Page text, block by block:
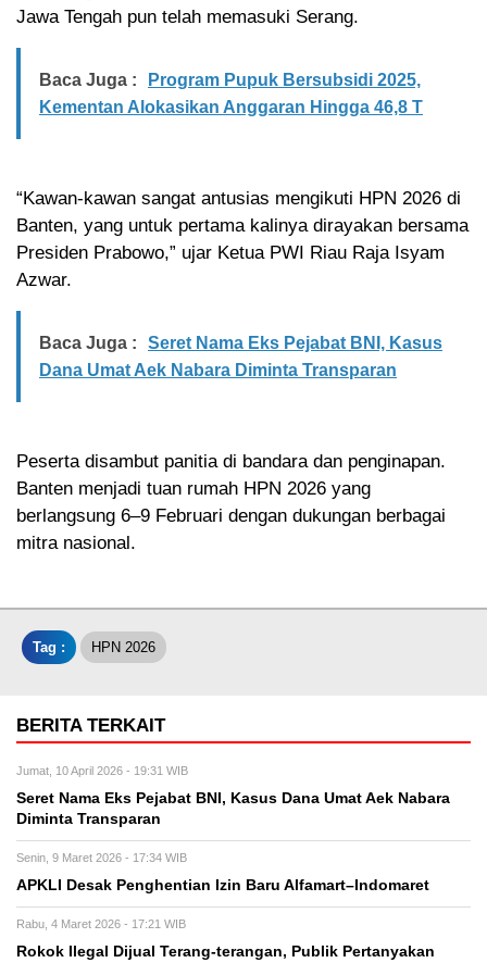
Jawa Tengah pun telah memasuki Serang.
Baca Juga :
Program Pupuk Bersubsidi 2025,
Kementan Alokasikan Anggaran Hingga 46,8 T
“Kawan-kawan sangat antusias mengikuti HPN 2026 di
Banten, yang untuk pertama kalinya dirayakan bersama
Presiden Prabowo,” ujar Ketua PWI Riau Raja Isyam
Azwar.
Baca Juga :
Seret Nama Eks Pejabat BNI, Kasus
Dana Umat Aek Nabara Diminta Transparan
Peserta disambut panitia di bandara dan penginapan.
Banten menjadi tuan rumah HPN 2026 yang
berlangsung 6–9 Februari dengan dukungan berbagai
mitra nasional.
Tag : HPN 2026
BERITA TERKAIT
Jumat, 10 April 2026 - 19:31 WIB
Seret Nama Eks Pejabat BNI, Kasus Dana Umat Aek Nabara
Diminta Transparan
Senin, 9 Maret 2026 - 17:34 WIB
APKLI Desak Penghentian Izin Baru Alfamart–Indomaret
Rabu, 4 Maret 2026 - 17:21 WIB
Rokok Ilegal Dijual Terang-terangan, Publik Pertanyakan